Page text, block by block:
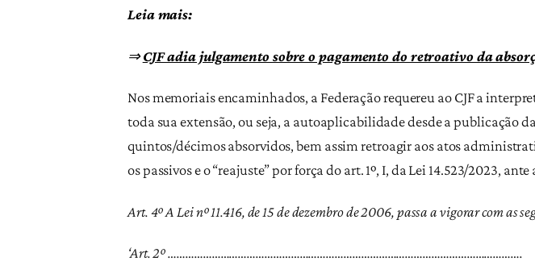
Leia mais:
⇒CJF adia julgamento sobre o pagamento do retroativo da
Nos memoriais encaminhados, a Federação requereu ao CJF a
toda sua extensão, ou seja, a autoaplicabilidade desde a publicação
quintos/décimos absorvidos, bem assim retroagir aos atos
os passivos e o “reajuste” por força do art. 1º, I, da Lei 14.523/2023,
Art. 4º A Lei nº 11.416, de 15 de dezembro de 2006, passa a vigorar com as
‘Art. 2º ………………………………………………………………………………………………………….